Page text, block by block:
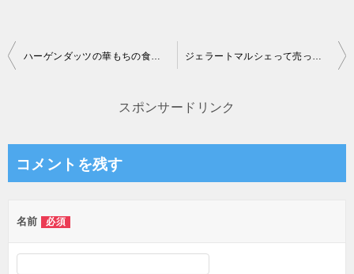
投
ー
ョ
ン
ハーゲンダッツの華もちの食べ方は 食べ頃になるのは? ジェラートマルシェって売ってない コンビニにあるの?
スポンサードリンク
コメントを残す
名前 必須